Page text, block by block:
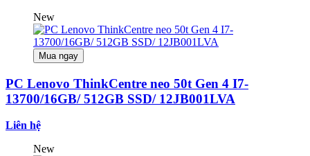
New
Mua ngay
PC Lenovo ThinkCentre neo 50t Gen 4 I7-
13700/16GB/ 512GB SSD/ 12JB001LVA
Liên hệ
New